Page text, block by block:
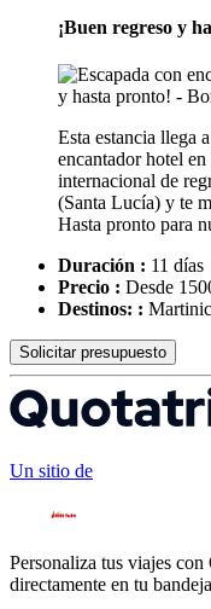
¡Buen regreso y
Esta estancia llega
encantador hotel
internacional de
(Santa Lucía) y te
Hasta pronto para
Duración : 11 días
Precio : Desde
Destinos: :
Solicitar presupuesto
Un sitio de
Personaliza tus viajes
directamente en tu